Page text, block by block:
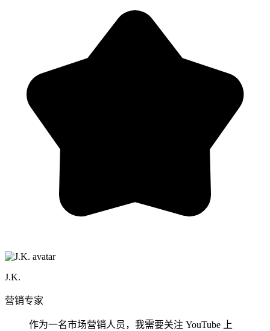
J.K.
营销专家
作为一名市场营销人员，我需要关注 YouTube 上